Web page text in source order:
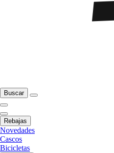
Buscar
Rebajas
Novedades
Cascos
Bicicletas